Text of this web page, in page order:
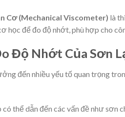
Cơ (Mechanical Viscometer) là
học để đo độ nhớt, phù hợp cho
Độ Nhớt Của Sơn
đến nhiều yếu tố quan trọng
thể dẫn đến các vấn đề như sơn